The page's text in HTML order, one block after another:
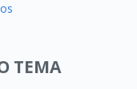
TEMA